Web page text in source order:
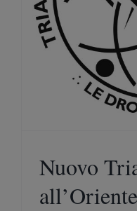
Nuovo